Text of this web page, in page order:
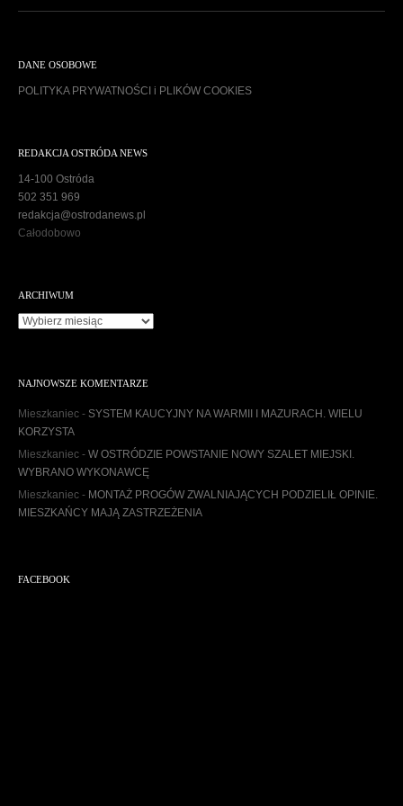
DANE OSOBOWE
POLITYKA PRYWATNOŚCI i PLIKÓW COOKIES
REDAKCJA OSTRÓDA NEWS
14-100 Ostróda
502 351 969
redakcja@ostrodanews.pl
Całodobowo
ARCHIWUM
A
w
u
NAJNOWSZE KOMENTARZE
Mieszkaniec - SYSTEM KAUCYJNY NA WARMII I MAZURACH. WIELU
KORZYSTA
Mieszkaniec - W OSTRÓDZIE POWSTANIE NOWY SZALET MIEJSKI.
WYBRANO WYKONAWCĘ
Mieszkaniec - MONTAŻ PROGÓW ZWALNIAJĄCYCH PODZIELIŁ OPINIE.
MIESZKAŃCY MAJĄ ZASTRZEŻENIA
FACEBOOK